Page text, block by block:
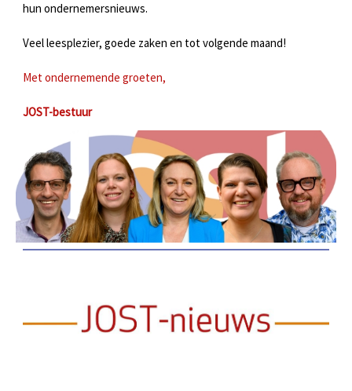
hun ondernemersnieuws.
Veel leesplezier, goede zaken en tot volgende maand!
Met ondernemende groeten,
JOST-bestuur